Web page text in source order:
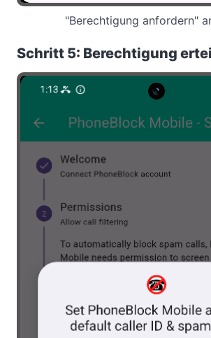
"Berechtigung anfordern"
Schritt 5: Berechtigung